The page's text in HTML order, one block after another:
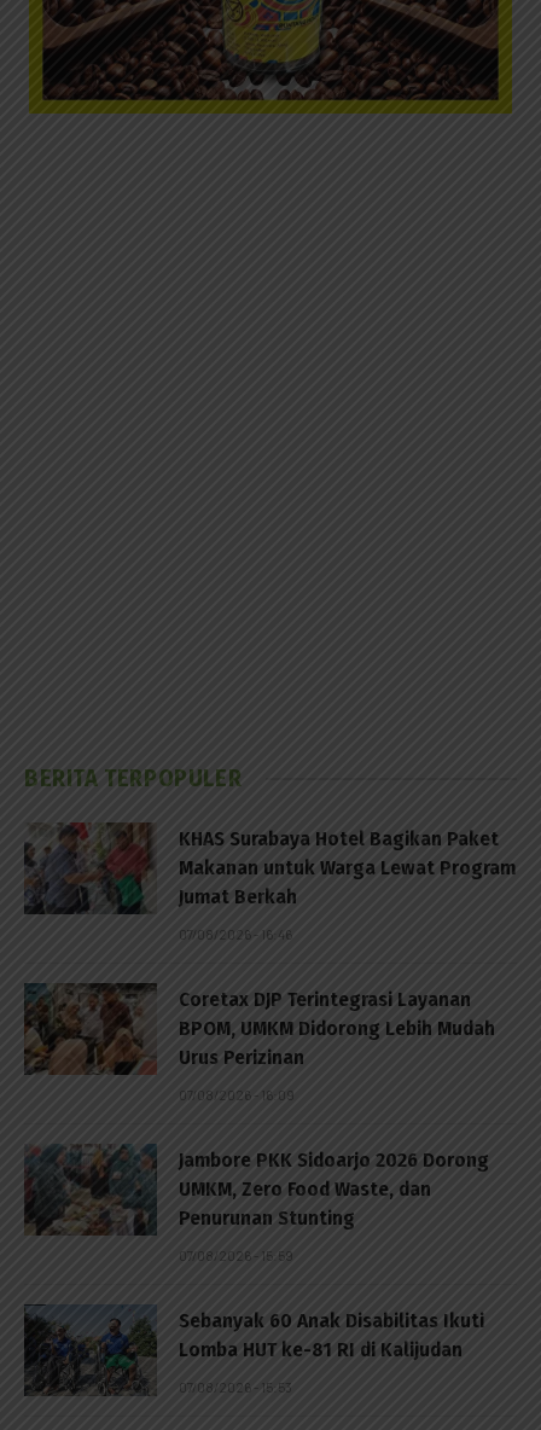
BERITA TERPOPULER
KHAS Surabaya Hotel Bagikan Paket
Makanan untuk Warga Lewat Program
Jumat Berkah
07/08/2026 - 16:46
Coretax DJP Terintegrasi Layanan
BPOM, UMKM Didorong Lebih Mudah
Urus Perizinan
07/08/2026 - 16:09
Jambore PKK Sidoarjo 2026 Dorong
UMKM, Zero Food Waste, dan
Penurunan Stunting
07/08/2026 - 15:59
Sebanyak 60 Anak Disabilitas Ikuti
Lomba HUT ke-81 RI di Kalijudan
07/08/2026 - 15:53